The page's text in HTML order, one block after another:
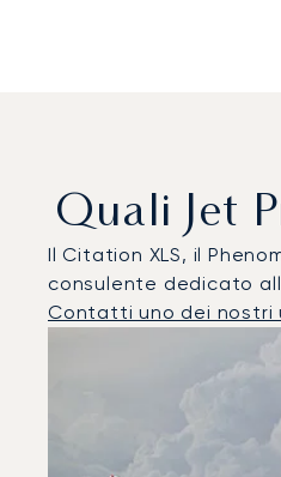
Quali Jet
Il Citation XLS, il
consulente dedicato
Contatti uno dei nostri
Nizza : I 3 modelli di